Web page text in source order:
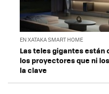
EN XATAKA SMART HOME
Las teles gigantes
los proyectores que ni
la clave